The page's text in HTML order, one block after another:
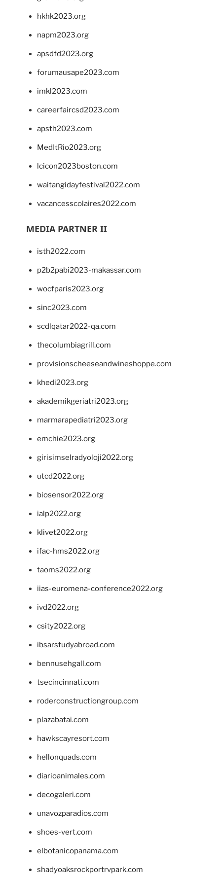
hkhk2023.org
napm2023.org
apsdfd2023.org
forumausape2023.com
imkl2023.com
careerfaircsd2023.com
apsth2023.com
MedItRio2023.org
lcicon2023boston.com
waitangidayfestival2022.com
vacancesscolaires2022.com
MEDIA PARTNER II
isth2022.com
p2b2pabi2023-makassar.com
wocfparis2023.org
sinc2023.com
scdlqatar2022-qa.com
thecolumbiagrill.com
provisionscheeseandwineshoppe.com
khedi2023.org
akademikgeriatri2023.org
marmarapediatri2023.org
emchie2023.org
girisimselradyoloji2022.org
utcd2022.org
biosensor2022.org
ialp2022.org
klivet2022.org
ifac-hms2022.org
taoms2022.org
iias-euromena-conference2022.org
ivd2022.org
csity2022.org
ibsarstudyabroad.com
bennusehgall.com
tsecincinnati.com
roderconstructiongroup.com
plazabatai.com
hawkscayresort.com
hellonquads.com
diarioanimales.com
decogaleri.com
unavozparadios.com
shoes-vert.com
elbotanicopanama.com
shadyoaksrockportrvpark.com